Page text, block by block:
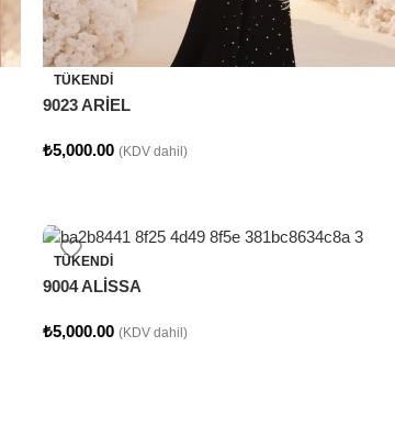
TÜKENDI
9023 ARİEL
₺5,000.00 (KDV dahil)
TÜKENDI
9004 ALİSSA
₺5,000.00 (KDV dahil)